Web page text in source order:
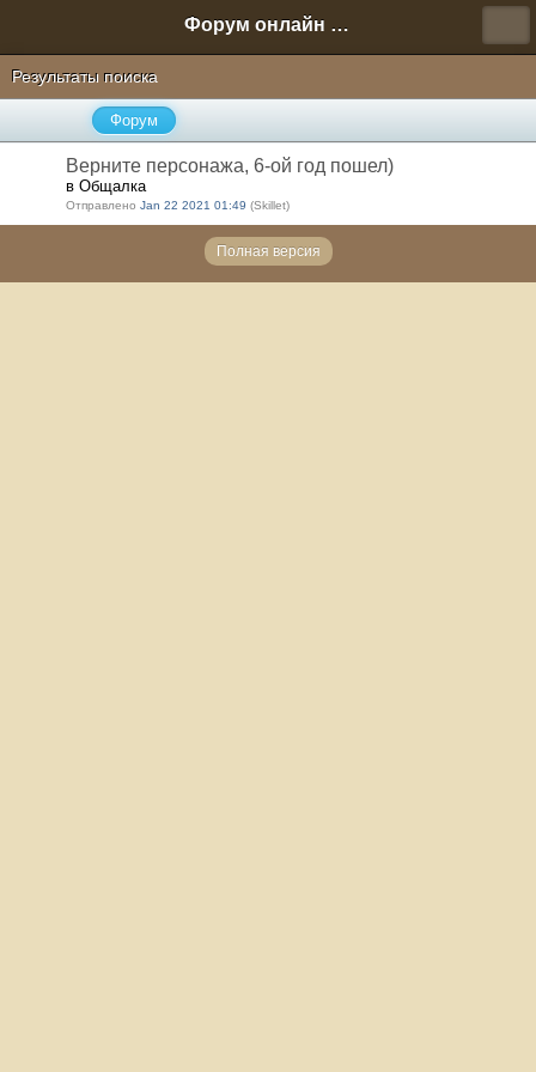
Форум онлайн игры "Новая Эра" (Нюра Биз)
Результаты поиска
Форум
Верните персонажа, 6-ой год пошел)
в Общалка
Отправлено Jan 22 2021 01:49 (Skillet)
Полная версия